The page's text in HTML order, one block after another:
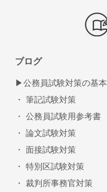
ブログ
▶︎公務員試験対策の基本
・ 筆記試験対策
・ 公務員試験用参考書
・ 論文試験対策
・ 面接試験対策
・ 特別区試験対策
・ 裁判所事務官対策